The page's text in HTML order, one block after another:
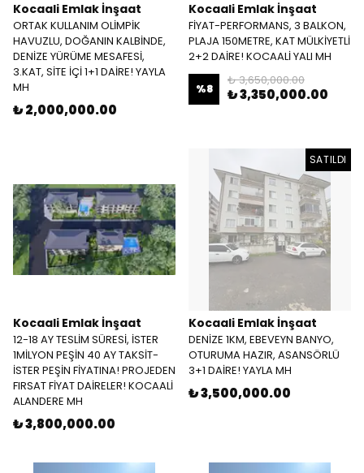
Kocaali Emlak İnşaat
ORTAK KULLANIM OLİMPİK
HAVUZLU, DOĞANIN KALBİNDE,
DENİZE YÜRÜME MESAFESİ,
3.KAT, SİTE İÇİ 1+1 DAİRE! YAYLA
MH
₺ 2,000,000.00
Kocaali Emlak İnşaat
FİYAT-PERFORMANS, 3 BALKON,
PLAJA 150METRE, KAT MÜLKİYETLİ
2+2 DAİRE! KOCAALİ YALI MH
%8
₺ 3,650,000.00
₺ 3,350,000.00
Kocaali Emlak İnşaat
12-18 AY TESLİM SÜRESİ, İSTER
1MİLYON PEŞİN 40 AY TAKSİT-
İSTER PEŞİN FİYATINA! PROJEDEN
FIRSAT FİYAT DAİRELER! KOCAALİ
ALANDERE MH
₺ 3,800,000.00
SATILDI
Kocaali Emlak İnşaat
DENİZE 1KM, EBEVEYN BANYO,
OTURUMA HAZIR, ASANSÖRLÜ
3+1 DAİRE! YAYLA MH
₺ 3,500,000.00